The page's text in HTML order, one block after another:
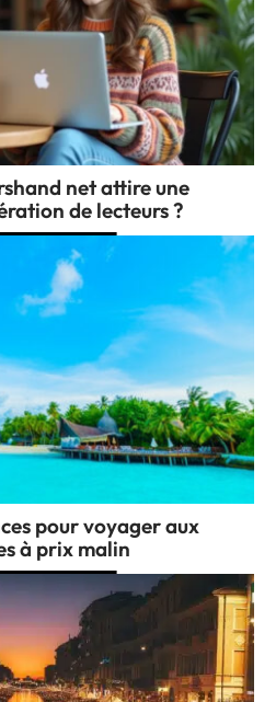
net attire une
de lecteurs ?
pour voyager aux
à prix malin